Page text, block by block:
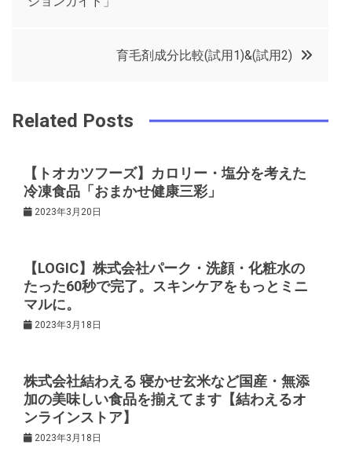
ゲ
ー
シ
ン
育毛剤成分比較(試用1)&(試用2)
Related Posts
【トオカツフーズ】カロリー・塩分を考えた
冷凍食品「おまかせ健康三彩」
2023年3月20日
【LOGIC】株式会社パーク・洗顔・化粧水の
たった60秒で完了。スキンケアをもっとミニ
マルに。
2023年3月18日
株式会社結わえる 寝かせ玄米など国産・無添
加の美味しい食品を揃えてます【結わえるオ
ンラインストア】
2023年3月18日